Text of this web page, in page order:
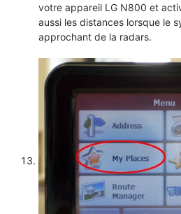
votre appareil LG N800 et
aussi les distances lorsque le
approchant de la radars.